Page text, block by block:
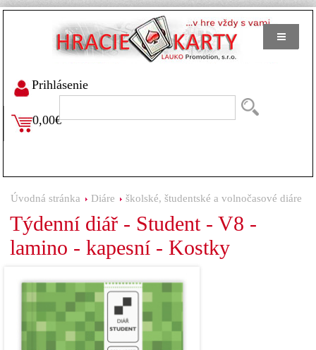
Prihlásenie
0,00€
Úvodná stránka Diáre školské, študentské a volnočasové diáre
Týdenní diář - Student - V8 -
lamino - kapesní - Kostky